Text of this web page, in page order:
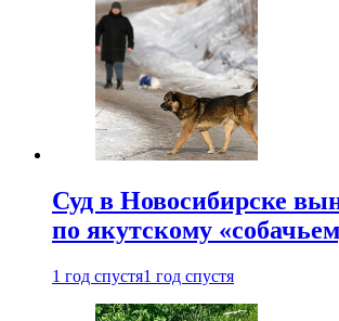
Суд в Новосибирске
по якутскому
1 год спустя1 год спустя